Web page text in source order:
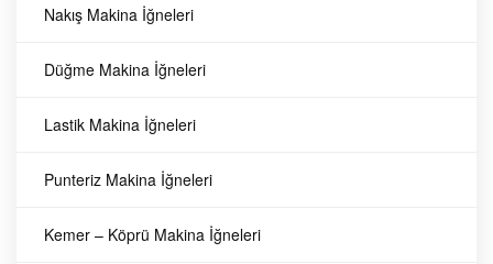
Nakış Makina İğneleri
Düğme Makina İğneleri
Lastik Makina İğneleri
Punteriz Makina İğneleri
Kemer – Köprü Makina İğneleri
Siruba
Diğer Parçaları
BYL-991007005
Düz Makina Bıçak